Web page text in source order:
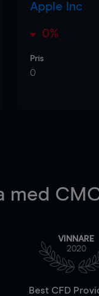
Apple Inc
0%
Pris
0
med
VINNARE
2020
Best CFD